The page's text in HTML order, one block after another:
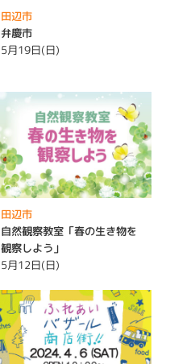
田辺市
弁慶市
5月19日(日)
田辺市
自然観察教室「春の生き物を
観察しよう」
5月12日(日)